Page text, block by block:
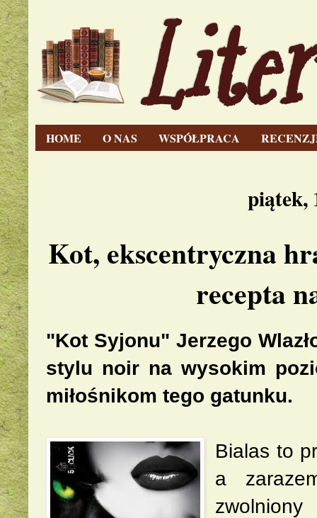
HOME O NAS WSPÓŁPRACA
piątek,
Kot, ekscentryczna
recepta
"Kot Syjonu" Jerzego
stylu noir na wysokim
miłośnikom tego gatunku.
Bialas to
a